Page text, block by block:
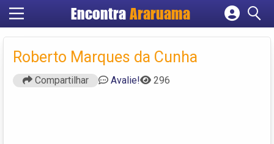
EncontraAraruama
Cadastrar empresa
Criar conta
Roberto Marques da Cunha
Compartilhar Avalie! 296